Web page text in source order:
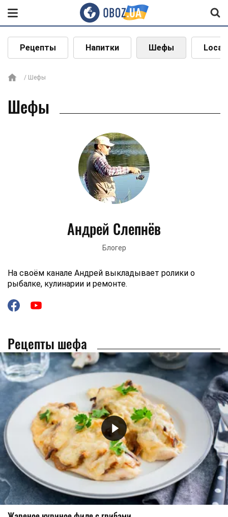
Рецепты Напитки Шефы Local
Шефы
Шефы
Андрей Слепнёв
Блогер
На своём канале Андрей выкладывает ролики о
рыбалке, кулинарии и ремонте.
Рецепты шефа